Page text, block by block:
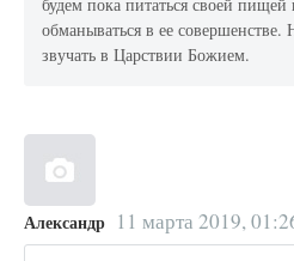
будем пока питаться своей
обманываться в ее совершенстве.
звучать в Царствии Божием.
Александр 11 марта 2019,